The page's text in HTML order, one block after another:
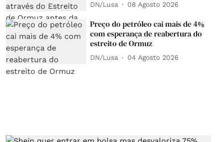
DN/Lusa 08 Agosto 2026
Preço do petróleo cai mais de 4%
com esperança de reabertura do
estreito de Ormuz
DN/Lusa 04 Agosto 2026